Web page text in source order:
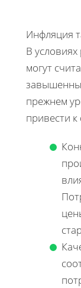
Инфляция
В
могут
прежнем
привести